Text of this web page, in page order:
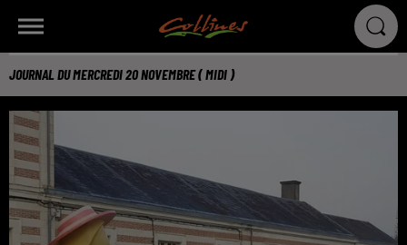
JOURNAL DU MERCREDI 20 NOVEMBRE ( MIDI )